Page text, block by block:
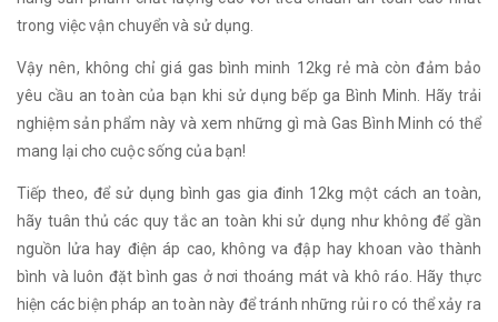
trong việc vận chuyển và sử dụng.
Vậy nên, không chỉ giá gas bình minh 12kg rẻ mà còn đảm bảo
yêu cầu an toàn của bạn khi sử dụng bếp ga Bình Minh. Hãy trải
nghiệm sản phẩm này và xem những gì mà Gas Bình Minh có thể
mang lại cho cuộc sống của bạn!
Tiếp theo, để sử dụng bình gas gia đinh 12kg một cách an toàn,
hãy tuân thủ các quy tắc an toàn khi sử dụng như không để gần
nguồn lửa hay điện áp cao, không va đập hay khoan vào thành
bình và luôn đặt bình gas ở nơi thoáng mát và khô ráo. Hãy thực
hiện các biện pháp an toàn này để tránh những rủi ro có thể xảy ra